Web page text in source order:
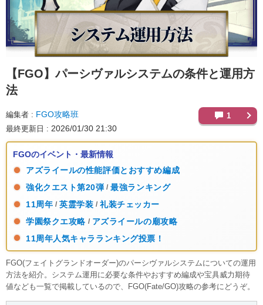
【FGO】パーシヴァルシステムの条件と運用方
法
編集者 FGO攻略班
最終更新日 2026/01/30 21:30
1
FGOのイベント・最新情報
アズライールの性能評価とおすすめ編成
強化クエスト第20弾 / 最強ランキング
11周年 / 英霊学装 / 礼装チェッカー
学園祭クエ攻略 / アズライールの廟攻略
11周年人気キャラランキング投票！
FGO(フェイトグランドオーダー)のパーシヴァルシステムについての運用
方法を紹介。システム運用に必要な条件やおすすめ編成や宝具威力期待
値なども一覧で掲載しているので、FGO(Fate/GO)攻略の参考にどうぞ。